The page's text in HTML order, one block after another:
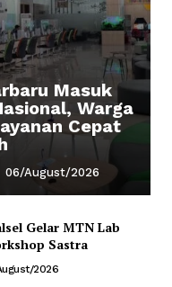
Masuk
Warga
Cepat
06/August/2026
Gelar MTN Lab
Sastra
2026